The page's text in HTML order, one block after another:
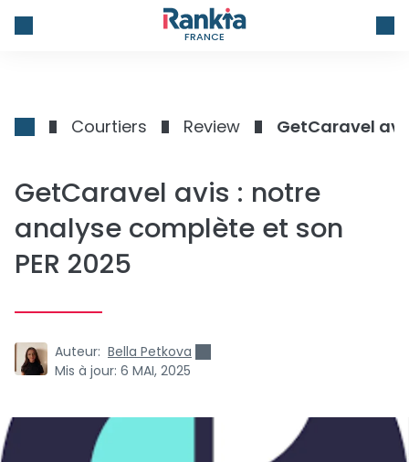
FRANCE
Courtiers Review GetCaravel
GetCaravel avis : notre
analyse complète et son
PER 2025
Auteur: Bella Petkova
Mis à jour: 6 MAI, 2025